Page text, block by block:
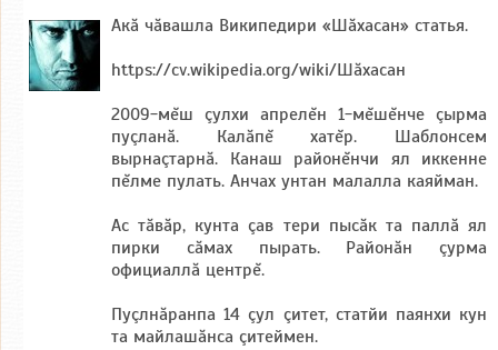
Акă чăвашла Википедири «Шăхасан» статья.
https://cv.wikipedia.org/wiki/Шăхасан
2009-мĕш çулхи апрелĕн 1-мĕшĕнче çырма
пуçланă. Калăпĕ хатĕр. Шаблонсем
вырнаçтарнă. Канаш районĕнчи ял иккенне
пĕлме пулать. Анчах унтан малалла каяйман.
Ас тăвăр, кунта çав тери пысăк та паллă ял
пирки сăмах пырать. Районăн çурма
официаллă центрĕ.
Пуçлнăранпа 14 çул çитет, статйи паянхи кун
та майлашăнса çитеймен.